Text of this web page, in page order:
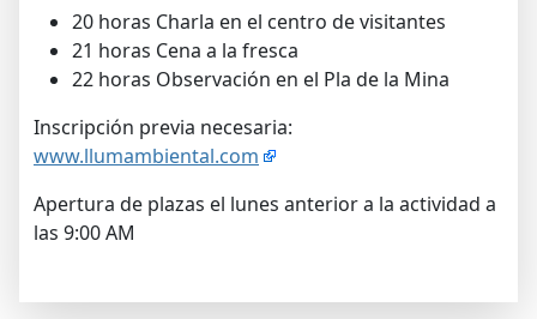
20 horas Charla en el centro de visitantes
21 horas Cena a la fresca
22 horas Observación en el Pla de la Mina
Inscripción previa necesaria:
www.llumambiental.com
Apertura de plazas el lunes anterior a la actividad a
las 9:00 AM